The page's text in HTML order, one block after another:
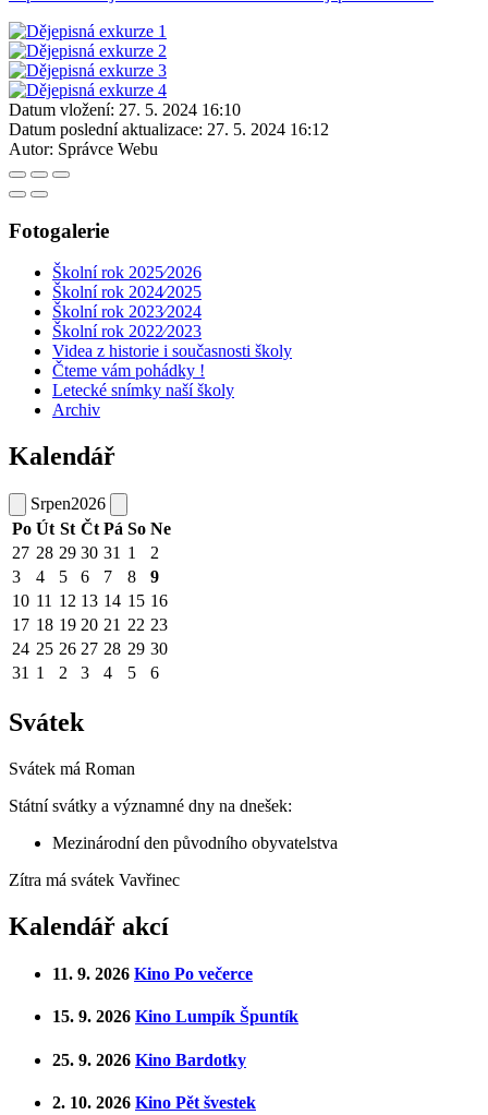
Datum vložení: 27. 5. 2024 16:10
Datum poslední aktualizace: 27. 5. 2024 16:12
Autor: Správce Webu
Fotogalerie
Školní rok 2025⁄2026
Školní rok 2024⁄2025
Školní rok 2023⁄2024
Školní rok 2022⁄2023
Videa z historie i současnosti školy
Čteme vám pohádky !
Letecké snímky naší školy
Archiv
Kalendář
Srpen2026
Po Út St Čt Pá So Ne
27 28 29 30 31 1
2
3
4 5 6 7 8
9
10 11 12 13 14 15 16
17 18 19 20 21 22 23
24 25 26 27 28 29 30
31 1 2 3 4 5 6
Svátek
Svátek má Roman
Státní svátky a významné dny na dnešek:
Mezinárodní den původního obyvatelstva
Zítra má svátek Vavřinec
Kalendář akcí
11. 9. 2026 Kino Po večerce
15. 9. 2026 Kino Lumpík Špuntík
25. 9. 2026 Kino Bardotky
2. 10. 2026 Kino Pět švestek